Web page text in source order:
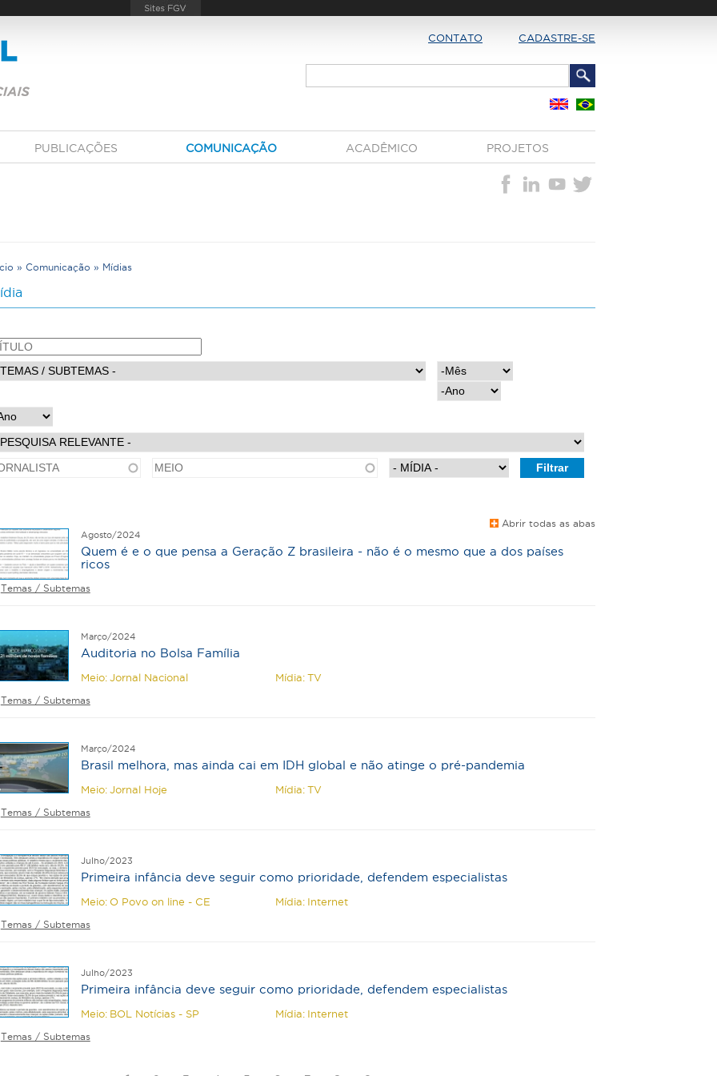
CONTATO CADASTRE-SE
PUBLICAÇÕES COMUNICAÇÃO ACADÊMICO PROJETOS
» Comunicação » Mídias
M
s
n
Abrir todas as abas
Agosto/2024
Quem é e o que pensa a Geração Z brasileira - não é o mesmo que a dos países
ricos
Temas / Subtemas
Março/2024
Auditoria no Bolsa Família
Meio: Jornal Nacional Mídia: TV
Temas / Subtemas
Março/2024
Brasil melhora, mas ainda cai em IDH global e não atinge o pré-pandemia
Meio: Jornal Hoje Mídia: TV
Temas / Subtemas
Julho/2023
Primeira infância deve seguir como prioridade, defendem especialistas
Meio: O Povo on line - CE Mídia: Internet
Temas / Subtemas
Julho/2023
Primeira infância deve seguir como prioridade, defendem especialistas
Meio: BOL Notícias - SP Mídia: Internet
Temas / Subtemas